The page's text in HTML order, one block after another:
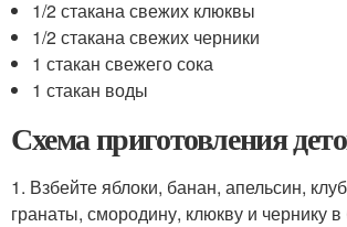
1/2 стакана свежих клюквы
1/2 стакана свежих черники
1 стакан свежего сока
1 стакан воды
Схема приготовления
1. Взбейте яблоки, банан, апельсин,
гранаты, смородину, клюкву и чернику